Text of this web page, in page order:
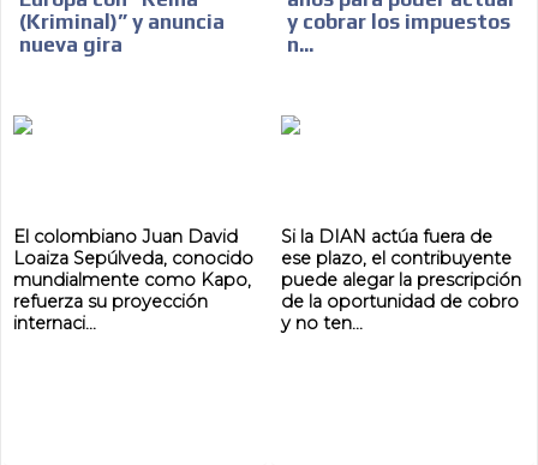
(Kriminal)” y anuncia
nueva gira
El colombiano Juan David
Loaiza Sepúlveda, conocido
mundialmente como Kapo,
refuerza su proyección
internaci...
y cobrar los impuestos
n...
Si la DIAN actúa fuera de
ese plazo, el contribuyente
puede alegar la prescripción
de la oportunidad de cobro
y no ten...